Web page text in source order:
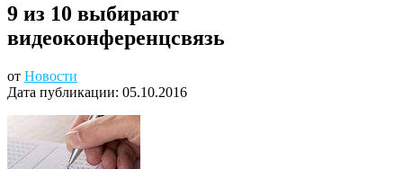
9 из 10 выбирают
видеоконференцсвязь
от Новости
Дата публикации: 05.10.2016